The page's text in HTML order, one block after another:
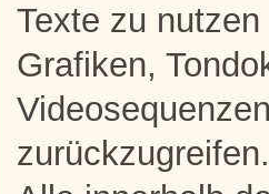
Texte zu
Grafiken,
zurückzugreifen.